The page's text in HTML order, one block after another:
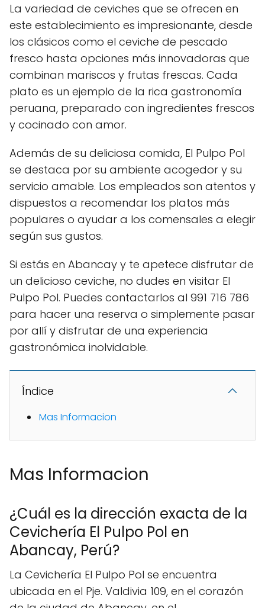
La variedad de ceviches que se ofrecen en
este establecimiento es impresionante, desde
los clásicos como el ceviche de pescado
fresco hasta opciones más innovadoras que
combinan mariscos y frutas frescas. Cada
plato es un ejemplo de la rica gastronomía
peruana, preparado con ingredientes frescos
y cocinado con amor.
Además de su deliciosa comida, El Pulpo Pol
se destaca por su ambiente acogedor y su
servicio amable. Los empleados son atentos y
dispuestos a recomendar los platos más
populares o ayudar a los comensales a elegir
según sus gustos.
Si estás en Abancay y te apetece disfrutar de
un delicioso ceviche, no dudes en visitar El
Pulpo Pol. Puedes contactarlos al 991 716 786
para hacer una reserva o simplemente pasar
por allí y disfrutar de una experiencia
gastronómica inolvidable.
Índice
Mas Informacion
Mas Informacion
¿Cuál es la dirección exacta de la
Cevichería El Pulpo Pol en
Abancay, Perú?
La Cevichería El Pulpo Pol se encuentra
ubicada en el Pje. Valdivia 109, en el corazón